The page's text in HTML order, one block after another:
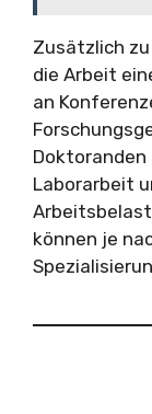
Zusätzlich
die Arbeit
an
Doktoranden
Laborarbeit
können je